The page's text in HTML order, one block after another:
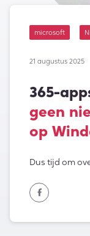
microsoft
21 augustus 2025
365-
geen
op
Dus tijd om